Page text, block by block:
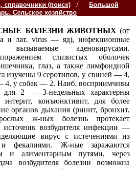
справочники (поиск) /
Большой
Сельское хозяйство
БОЛЕЗНИ ЖИВОТНЫХ (от
и лат. virus — яд), инфекционные
аденовирусами.
слизистых оболочек
глаз, а также лимфоидной
изучены 9 серотипов, у свиней — 4,
4, у собак — 2. Наиб. восприимчивы
2 — 3-недельных характерны
энтерит, конъюнктивит, для более
органов дыхания (ринит, бронхит,
ж-ных болезнь протекает
источник возбудителя инфекции —
вирус с истечениями из
фекалиями. Ж-ные заражаются
и алиментарным путями, через
возбудителя болезни возможна